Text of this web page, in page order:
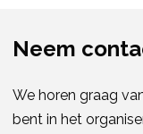
Neem
We horen graag
bent in het